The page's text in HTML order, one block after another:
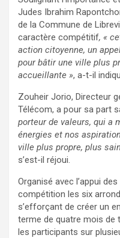
Judes Ibrahim
de la Commune de
caractère compétitif, «
action citoyenne, un
pour bâtir une ville plus
accueillante », a-t-il
Zouheir Jorio, Directeur
Télécom, a pour sa part
porteur de valeurs, qui a
énergies et nos
ville plus propre, plus
s’est-il réjoui.
Organisé avec l’appui
compétition les six
s’efforçant de créer un
terme de quatre mois de
les participants sur